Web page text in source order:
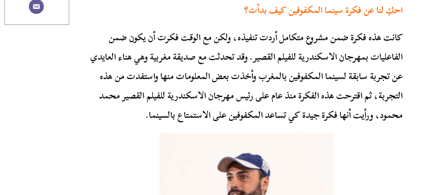
احكِ لنا عن فكرة سينما المكفوفين كيف بدأت؟
كانت هذه فكرة ضمن مشروع متكامل أردت تنفيذه، ولكن مع الوقت فكرت أن يكون ضمن
الفاعليات بمهرجان الاسكندرية للفيلم القصير. وقد تحدثت مع صديقة مغربية وهي هناء العايدي
عن تجربة سابقة لسينما المكفوفين بالمغرب وأخذت بعض المعلومات منها واستفدت من هذه
التجربة، ثم اقترحت هذه الفكرة منذ عام على رئيس مهرجان الاسكندرية للفيلم القصير محمد
محمود، ورأيت أنها فكرة جيدة كي تساعد المكفوفين على الاستمتاع بالسينما.